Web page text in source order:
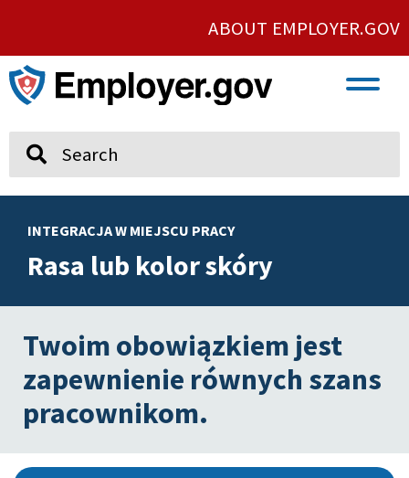
ABOUT EMPLOYER.GOV
INTEGRACJA W MIEJSCU PRACY
Rasa lub kolor skóry
Twoim obowiązkiem jest
zapewnienie równych szans
pracownikom.